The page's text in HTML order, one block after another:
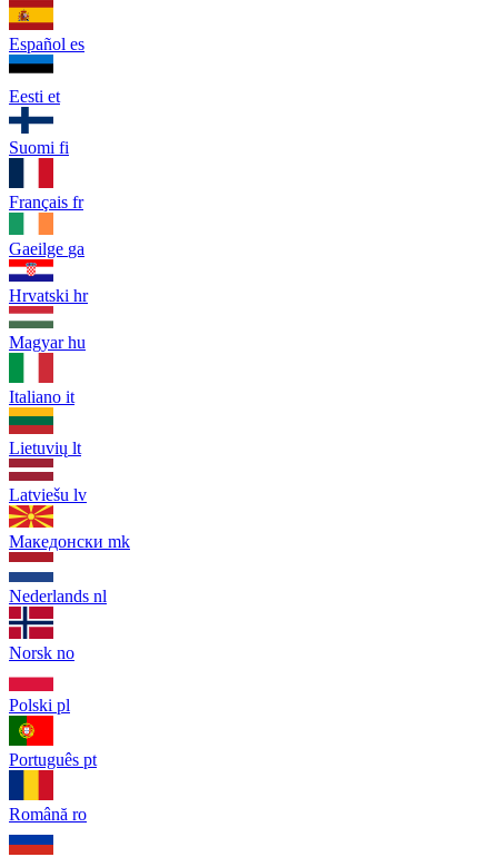
Español es
Eesti et
Suomi fi
Français fr
Gaeilge ga
Hrvatski hr
Magyar hu
Italiano it
Lietuvių lt
Latviešu lv
Македонски mk
Nederlands nl
Norsk no
Polski pl
Português pt
Română ro